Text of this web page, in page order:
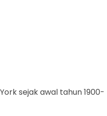
sejak awal tahun 1900-